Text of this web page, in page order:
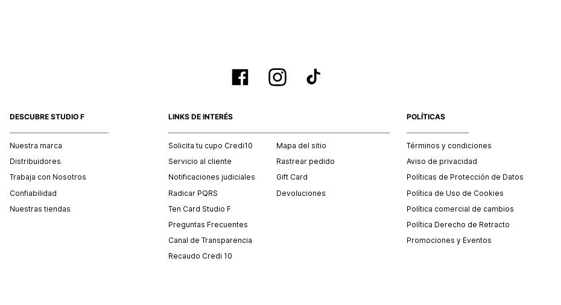
DESCUBRE STUDIO F
Nuestra marca
Distribuidores
Trabaja con Nosotros
Confiabilidad
Nuestras tiendas
LINKS DE INTERÉS
Solicita tu cupo Credi10
Servicio al cliente
Notificaciones judiciales
Radicar PQRS
Ten Card Studio F
Preguntas Frecuentes
Canal de Transparencia
Recaudo Credi 10
Mapa del sitio
Rastrear pedido
Gift Card
Devoluciones
POLÍTICAS
Términos y condiciones
Aviso de privacidad
Políticas de Protección de Datos
Política de Uso de Cookies
Política comercial de cambios
Política Derecho de Retracto
Promociones y Eventos